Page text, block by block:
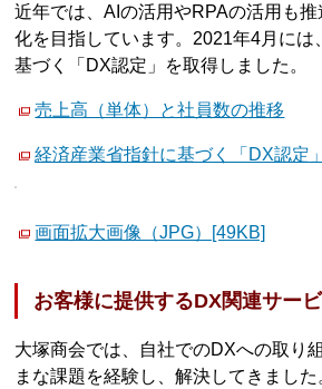
近年では、AIの活用やRPAの活用も
化を目指しています。2021年4月には
基づく「DX認定」を取得しました。
売上高（単体）と社員数の推移
経済産業省指針に基づく「DX認定
画面拡大画像（JPG）[49KB]
お客様に提供するDX関連サー
大塚商会では、自社でのDXへの取り
まな課題を経験し、解決してきまし